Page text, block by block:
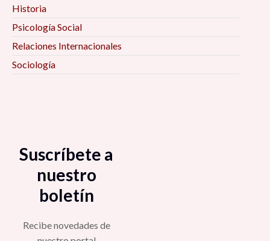
Historia
Psicología Social
Relaciones Internacionales
Sociología
Suscríbete a
nuestro
boletín
Recibe novedades de